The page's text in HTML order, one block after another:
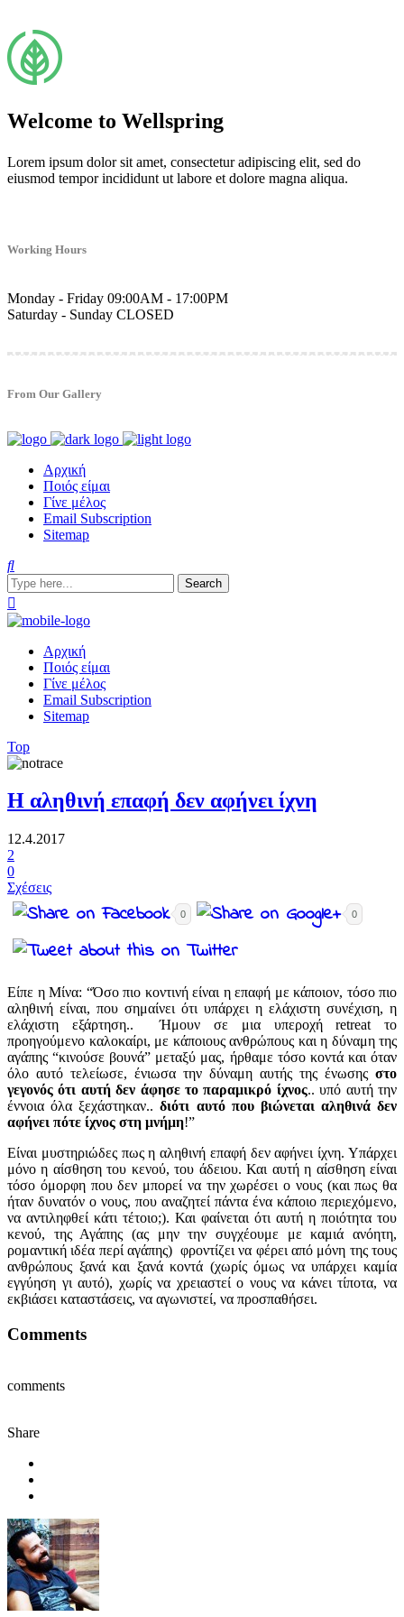
Welcome to Wellspring
Lorem ipsum dolor sit amet, consectetur adipiscing elit, sed do
eiusmod tempor incididunt ut labore et dolore magna aliqua.
Working Hours
Monday - Friday 09:00AM - 17:00PM
Saturday - Sunday CLOSED
From Our Gallery
Αρχική
Ποιός είμαι
Γίνε μέλος
Email Subscription
Sitemap
Αρχική
Ποιός είμαι
Γίνε μέλος
Email Subscription
Sitemap
Top
Η αληθινή επαφή δεν αφήνει ίχνη
12.4.2017
2
0
Σχέσεις
0 0
Είπε η Μίνα: “Όσο πιο κοντινή είναι η επαφή με κάποιον, τόσο πιο
αληθινή είναι, που σημαίνει ότι υπάρχει η ελάχιστη συνέχιση, η
ελάχιστη εξάρτηση.. Ήμουν σε μια υπεροχή retreat το
προηγούμενο καλοκαίρι, με κάποιους ανθρώπους και η δύναμη της
αγάπης “κινούσε βουνά” μεταξύ μας, ήρθαμε τόσο κοντά και όταν
όλο αυτό τελείωσε, ένιωσα την δύναμη αυτής της ένωσης στο
γεγονός ότι αυτή δεν άφησε το παραμικρό ίχνος.. υπό αυτή την
έννοια όλα ξεχάστηκαν..διότι αυτό που βιώνεται αληθινά δεν
αφήνει πότε ίχνος στη μνήμη!”
Είναι μυστηριώδες πως η αληθινή επαφή δεν αφήνει ίχνη. Υπάρχει
μόνο η αίσθηση του κενού, του άδειου. Και αυτή η αίσθηση είναι
τόσο όμορφη που δεν μπορεί να την χωρέσει ο νους (και πως θα
ήταν δυνατόν ο νους, που αναζητεί πάντα ένα κάποιο περιεχόμενο,
να αντιληφθεί κάτι τέτοιο;). Και φαίνεται ότι αυτή η ποιότητα του
κενού, της Αγάπης (ας μην την συγχέουμε με καμιά ανόητη,
ρομαντική ιδέα περί αγάπης) φροντίζει να φέρει από μόνη της τους
ανθρώπους ξανά και ξανά κοντά (χωρίς όμως να υπάρχει καμία
εγγύηση γι αυτό), χωρίς να χρειαστεί ο νους να κάνει τίποτα, να
εκβιάσει καταστάσεις, να αγωνιστεί, να προσπαθήσει.
Comments
comments
Share